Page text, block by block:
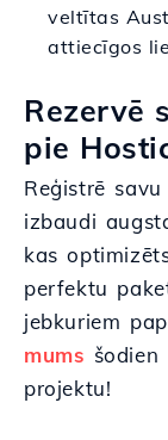
veltītas
attiecīgos
Rezervē
pie
Reģistrē
izbaudi
kas
perfektu
jebkuriem
mums šodien
projektu!